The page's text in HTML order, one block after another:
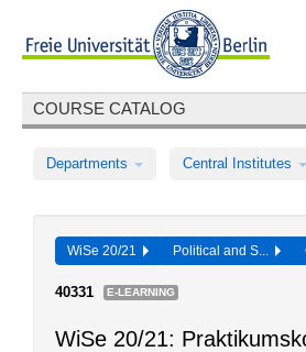
COURSE CATALOG
Departments Central Institutes
WiSe 20/21 Political and S...
40331 E-LEARNING
WiSe 20/21: